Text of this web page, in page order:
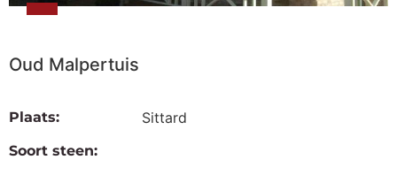
Oud Malpertuis
Plaats: Sittard
Soort steen: